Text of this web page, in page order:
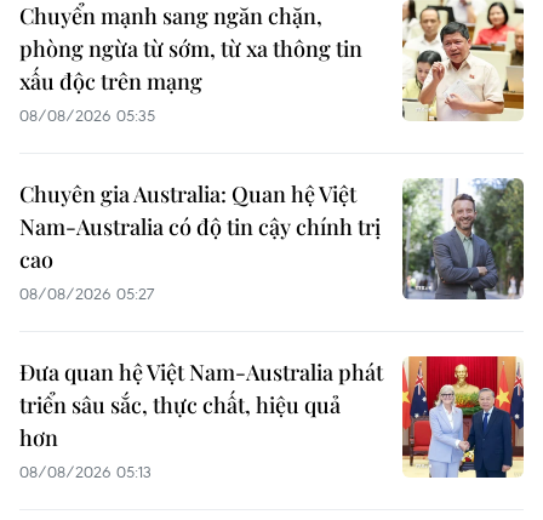
Chuyển mạnh sang ngăn chặn,
phòng ngừa từ sớm, từ xa thông tin
xấu độc trên mạng
08/08/2026 05:35
Chuyên gia Australia: Quan hệ Việt
Nam-Australia có độ tin cậy chính trị
cao
08/08/2026 05:27
Đưa quan hệ Việt Nam-Australia phát
triển sâu sắc, thực chất, hiệu quả
hơn
08/08/2026 05:13